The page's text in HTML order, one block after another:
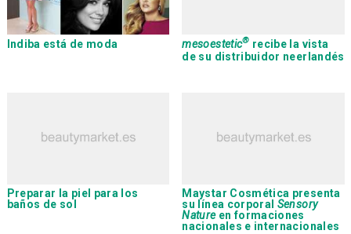
Indiba está de moda mesoestetic® recibe la vista
de su distribuidor neerlandés
Preparar la piel para los
baños de sol
Maystar Cosmética presenta
su línea corporal Sensory
Natureen formaciones
nacionales e internacionales